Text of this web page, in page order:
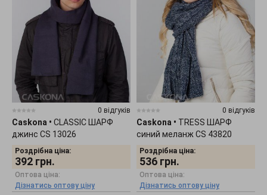
0 відгуків
Caskona • CLASSIC ШАРФ
джинс CS 13026
Роздрібна ціна:
392 грн.
Оптова ціна:
Дізнатись оптову ціну
0 відгуків
Caskona • TRESS ШАРФ
синий меланж CS 43820
Роздрібна ціна:
536 грн.
Оптова ціна:
Дізнатись оптову ціну